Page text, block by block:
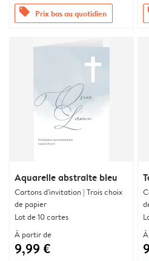
offers Prix bas au quotidien
Aquarelle abstraite bleu
Cartons d'invitation | Trois choix
de papier
Lot de 10 cartes
À partir de
9,99 €